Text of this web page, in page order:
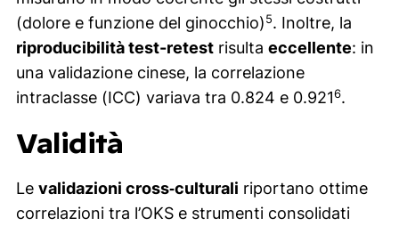
(dolore e funzione del ginocchio)5. Inoltre, la
riproducibilità test-retestrisulta eccellente: in
una validazione cinese, la correlazione
intraclasse (ICC) variava tra 0.824 e 0.9216.
Validità
Le validazioni cross‑culturali riportano ottime
correlazioni tra l’OKS e strumenti consolidati